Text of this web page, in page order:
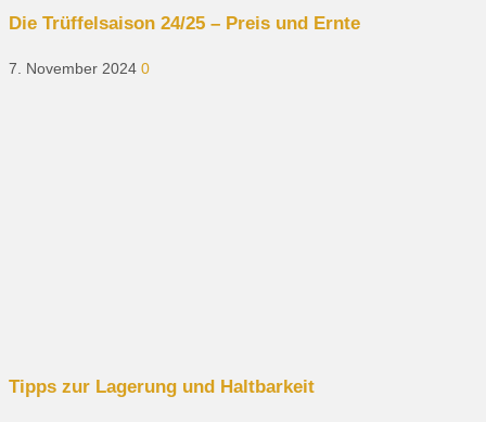
Die Trüffelsaison 24/25 – Preis und Ernte
7. November 2024 0
Tipps zur Lagerung und Haltbarkeit